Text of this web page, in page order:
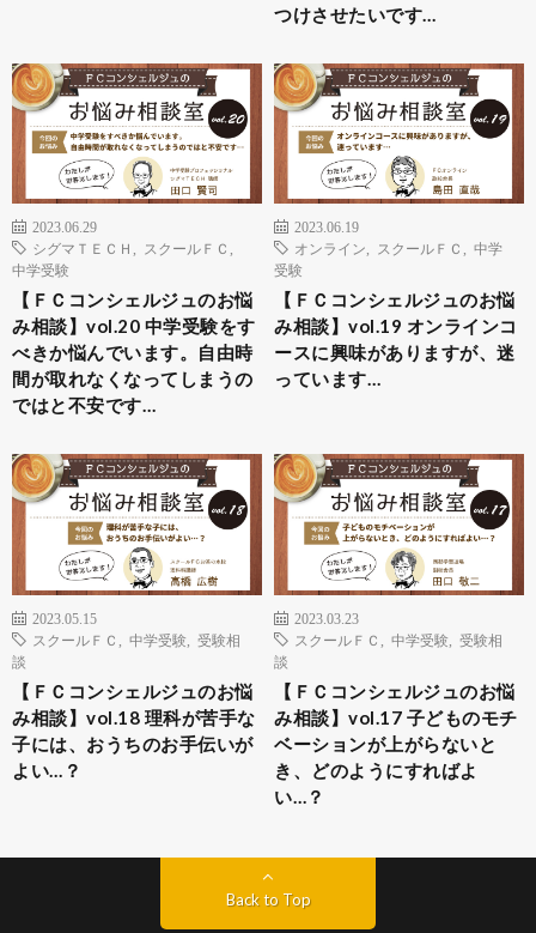
つけさせたいです…
2023.06.29
シグマＴＥＣＨ
スクールＦＣ
中学受験
【ＦＣコンシェルジュのお悩
み相談】vol.20 中学受験をす
べきか悩んでいます。自由時
間が取れなくなってしまうの
ではと不安です…
2023.06.19
オンライン
スクールＦＣ
中学
受験
【ＦＣコンシェルジュのお悩
み相談】vol.19 オンラインコ
ースに興味がありますが、迷
っています…
2023.05.15
スクールＦＣ
中学受験
受験相
談
【ＦＣコンシェルジュのお悩
み相談】vol.18 理科が苦手な
子には、おうちのお手伝いが
よい…？
2023.03.23
スクールＦＣ
中学受験
受験相
談
【ＦＣコンシェルジュのお悩
み相談】vol.17 子どものモチ
ベーションが上がらないと
き、どのようにすればよ
い…？
Back to Top